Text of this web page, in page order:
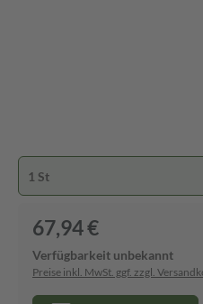
1 St
67,94 €
Verfügbarkeit unbekannt
Preise inkl. MwSt. ggf. zzgl.